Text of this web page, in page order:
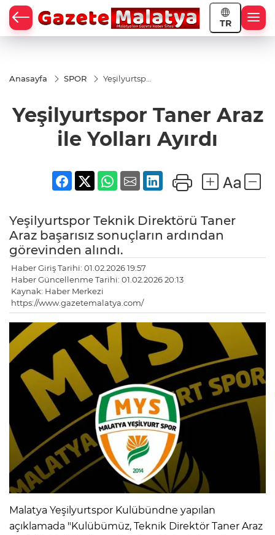
TR
Anasayfa SPOR
Yeşilyurtspor
Yeşilyurtspor Taner Araz
ile Yolları Ayırdı
Yeşilyurtspor Teknik Direktörü Taner
Araz başarısız sonuçların ardından
görevinden alındı.
Haber Giriş Tarihi: 01.02.2026 19:57
Haber Güncellenme Tarihi: 01.02.2026 20:13
Kaynak: Haber Merkezi
https://www.gazetemalatya.com/
Malatya Yeşilyurtspor Kulübündne yapılan
açıklamada "Kulübümüz, Teknik Direktör Taner Araz